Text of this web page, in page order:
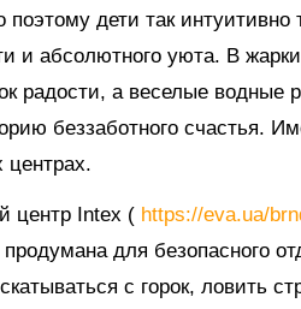
поэтому дети так
и абсолютного уюта. В
радости, а веселые
беззаботного счастья.
центрах.
центр Intex ( https://eva.ua/
продумана для безопасного
с горок, ловить